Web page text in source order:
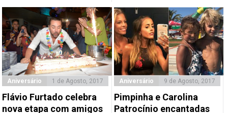
Aniversário 1 de Agosto, 2017
Flávio Furtado celebra
nova etapa com amigos
Aniversário 9 de Agosto, 2017
Pimpinha e Carolina
Patrocínio encantadas